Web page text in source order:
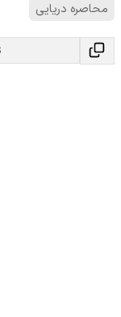
محاصره دریایی